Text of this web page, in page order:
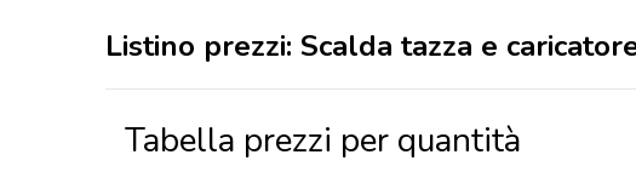
Listino prezzi: Scalda tazza e
Tabella prezzi per quantità